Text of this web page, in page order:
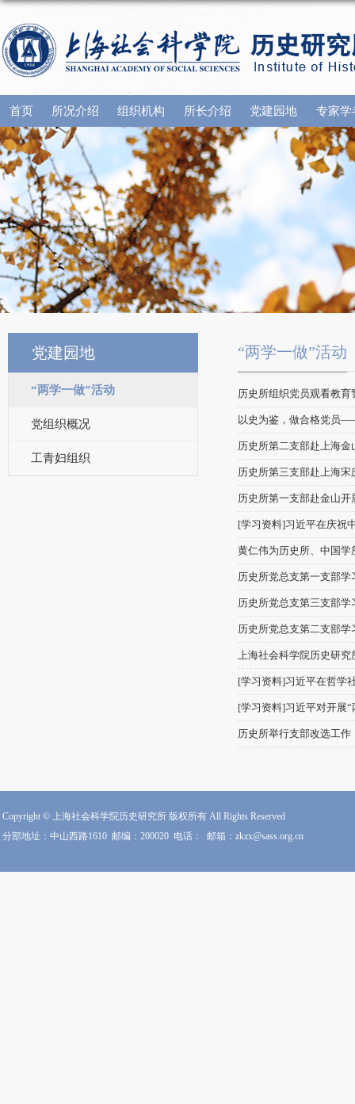
首页 所况介绍 组织机构 所长介绍 党建园地 专家学
党建园地
“两学一做”活动
党组织概况
工青妇组织
“两学一做”活动
历史所组织党员观看教育
以史为鉴，做合格党员
历史所第二支部赴上海
历史所第三支部赴上海
历史所第一支部赴金山开
[学习资料]习近平在庆祝
黄仁伟为历史所、中国学
历史所党总支第一支部
历史所党总支第三支部
历史所党总支第二支部
上海社会科学院历史研究
[学习资料]习近平在哲学
[学习资料]习近平对开展
历史所举行支部改选工作
Copyright © 上海社会科学院历史研究所 版权所有 All Rights Reserved
分部地址：中山西路1610 邮编：200020 电话： 邮箱：zkzx@sass.org.cn